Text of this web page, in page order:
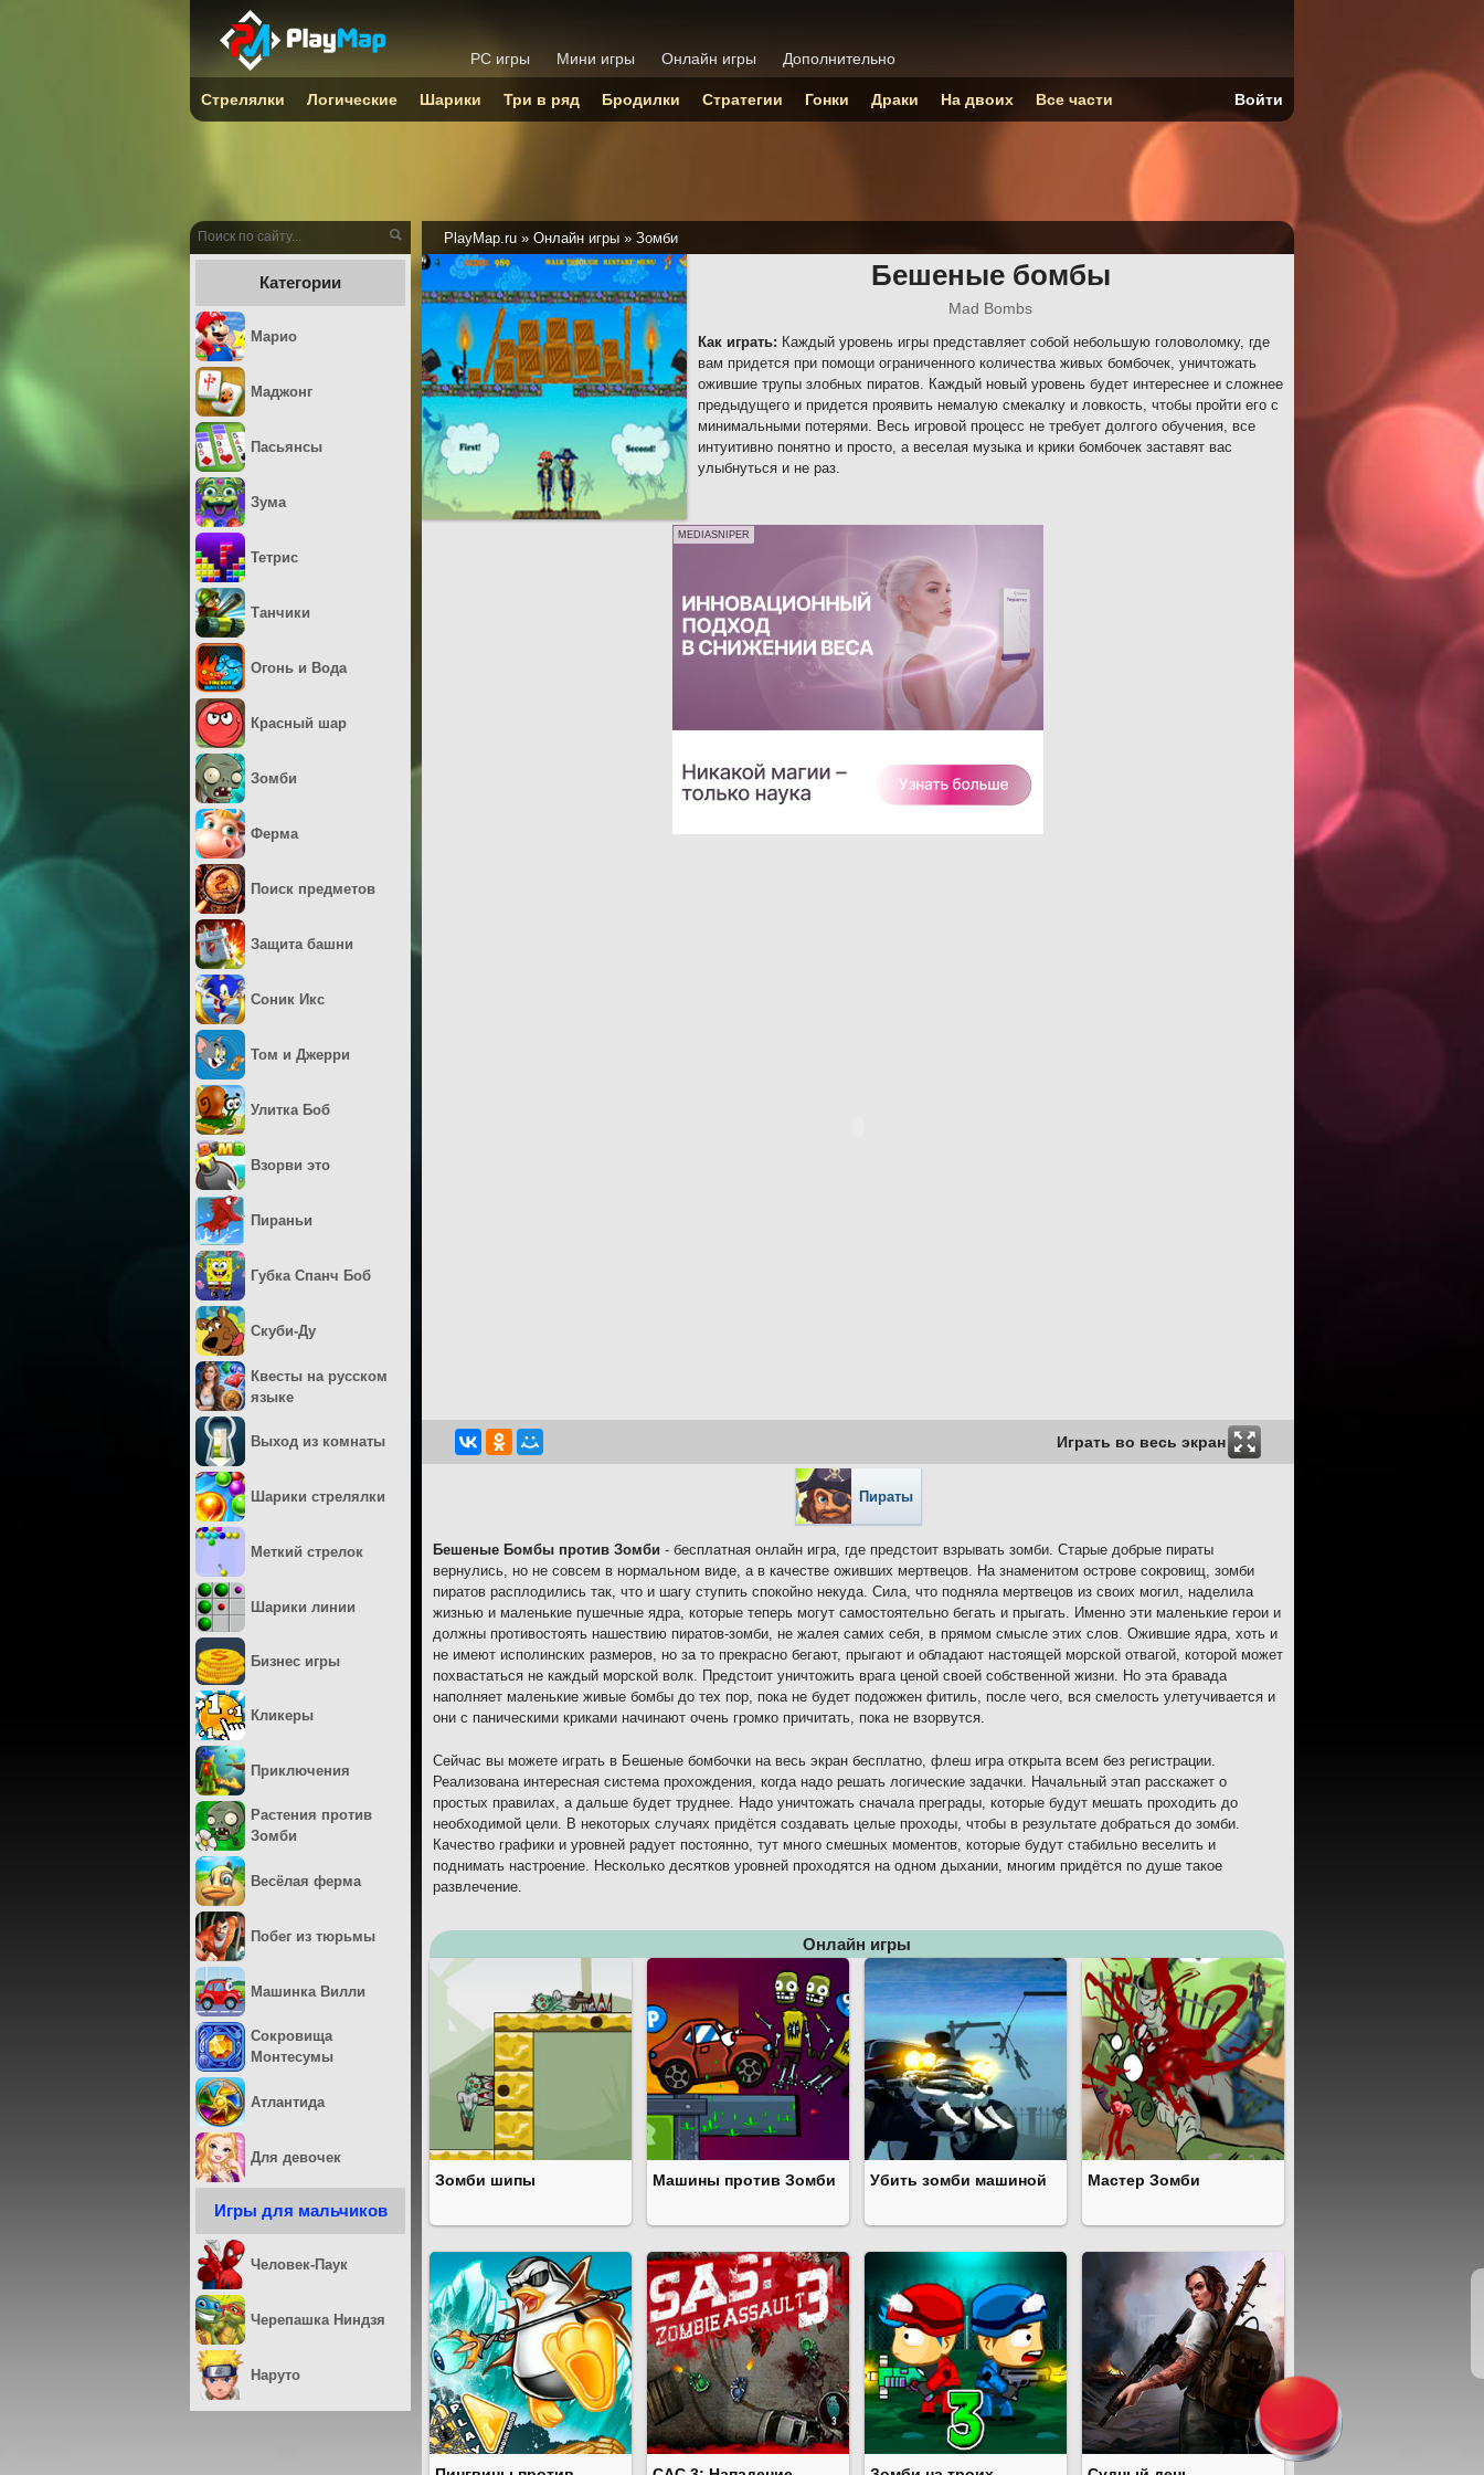
PlayMap.ru » Онлайн игры » Зомби
Бешеные бомбы
Mad Bombs
Как играть: Каждый уровень игры представляет собой небольшую головоломку, где
вам придется при помощи ограниченного количества живых бомбочек, уничтожать
ожившие трупы злобных пиратов. Каждый новый уровень будет интереснее и сложнее
предыдущего и придется проявить немалую смекалку и ловкость, чтобы пройти его с
минимальными потерями. Весь игровой процесс не требует долгого обучения, все
интуитивно понятно и просто, а веселая музыка и крики бомбочек заставят вас
улыбнуться и не раз.
MEDIASNIPER
Играть во весь экран
Пираты
Бешеные Бомбы против Зомби - бесплатная онлайн игра, где предстоит взрывать зомби. Старые добрые пираты
вернулись, но не совсем в нормальном виде, а в качестве оживших мертвецов. На знаменитом острове сокровищ, зомби
пиратов расплодились так, что и шагу ступить спокойно некуда. Сила, что подняла мертвецов из своих могил, наделила
жизнью и маленькие пушечные ядра, которые теперь могут самостоятельно бегать и прыгать. Именно эти маленькие герои и
должны противостоять нашествию пиратов-зомби, не жалея самих себя, в прямом смысле этих слов. Ожившие ядра, хоть и
не имеют исполинских размеров, но за то прекрасно бегают, прыгают и обладают настоящей морской отвагой, которой может
похвастаться не каждый морской волк. Предстоит уничтожить врага ценой своей собственной жизни. Но эта бравада
наполняет маленькие живые бомбы до тех пор, пока не будет подожжен фитиль, после чего, вся смелость улетучивается и
они с паническими криками начинают очень громко причитать, пока не взорвутся.
Сейчас вы можете играть в Бешеные бомбочки на весь экран бесплатно, флеш игра открыта всем без регистрации.
Реализована интересная система прохождения, когда надо решать логические задачки. Начальный этап расскажет о
простых правилах, а дальше будет труднее. Надо уничтожать сначала преграды, которые будут мешать проходить до
необходимой цели. В некоторых случаях придётся создавать целые проходы, чтобы в результате добраться до зомби.
Качество графики и уровней радует постоянно, тут много смешных моментов, которые будут стабильно веселить и
поднимать настроение. Несколько десятков уровней проходятся на одном дыхании, многим придётся по душе такое
развлечение.
Онлайн игры
Зомби шипы Машины против Зомби Убить зомби машиной Мастер Зомби
Категории
Марио
Маджонг
Пасьянсы
Зума
Тетрис
Танчики
Огонь и Вода
Красный шар
Зомби
Ферма
Поиск предметов
Защита башни
Соник Икс
Том и Джерри
Улитка Боб
Взорви это
Пираньи
Губка Спанч Боб
Скуби-Ду
Квесты на русском
языке
Выход из комнаты
Шарики стрелялки
Меткий стрелок
Шарики линии
Бизнес игры
Кликеры
Приключения
Растения против
Зомби
Весёлая ферма
Побег из тюрьмы
Машинка Вилли
Сокровища
Монтесумы
Атлантида
Для девочек
Игры для мальчиков
Человек-Паук
Черепашка Ниндзя
Наруто
PC игры Мини игры Онлайн игры Дополнительно
Стрелялки Логические Шарики Три в ряд Бродилки Стратегии Гонки Драки На двоих Все части Войти